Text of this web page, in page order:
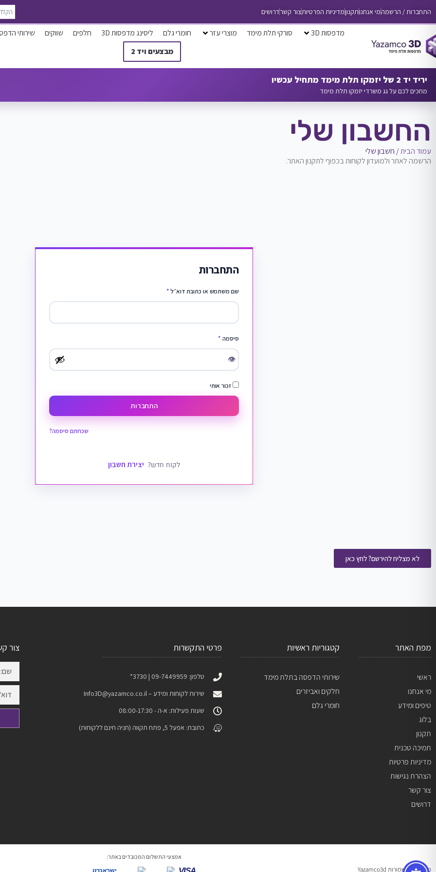
התחברות / הרשמהמי אנחנותקנוןמדיניות הפרטיותצור קשרדרושים
מדפסות 3D סורקי תלת מימד מוצרי עזר חומרי גלם ליסינג מדפסות 3D חלפים שווקים
שירותי
מבצעים ויד 2
יריד יד 2 של יזמקו תלת מימד מתחיל עכשיו
מחכים לכם על גג משרדי יזמקו תלת מימד
החשבון שלי
עמוד הבית/ חשבון שלי
הרשמה לאתר ולמועדון לקוחות בכפוף לתקנון האתר.
התחברות
שם משתמש או כתובת דוא״ל*
סיסמה *
👁
זכור אותי
התחברות
שכחתם סיסמה?
לקוח חדש? יצירת חשבון
לא מצליח להירשם? לחץ כאן
מפת האתר
ראשי
מי אנחנו
טיפים ומידע
בלוג
תקנון
תמיכה טכנית
מדיניות פרטיות
הצהרת נגישות
צור קשר
דרושים
קטגוריות ראשיות
שירותי הדפסה בתלת מימד
חלקים ואביזרים
חומרי גלם
פרטי התקשרות
טלפון: 09-7449959 | 3730*
שירות לקוחות ומידע –Info3D@yazamco.co.il
שעות פעילות: א-ה - 08:00-17:30
כתובת: אפעל 5, פתח תקווה (חניה חינם ללקוחות)
צור
כל הזכויות שמורות Yazamco3d
אמצעי התשלום המכובדים באתר:
ישראכרט